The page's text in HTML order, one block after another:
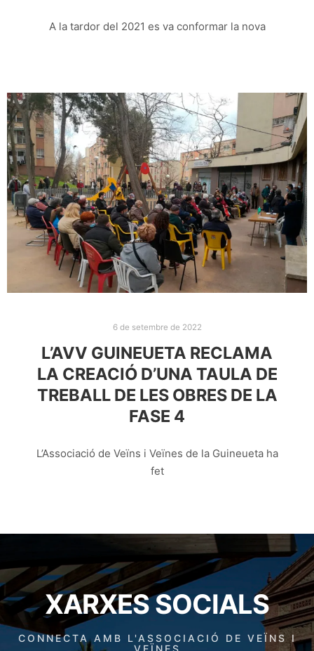
A la tardor del 2021 es va conformar la nova
6 de setembre de 2022
L’AVV GUINEUETA RECLAMA
LA CREACIÓ D’UNA TAULA DE
TREBALL DE LES OBRES DE LA
FASE 4
L’Associació de Veïns i Veïnes de la Guineueta ha
fet
XARXES SOCIALS
CONNECTA AMB L'ASSOCIACIÓ DE VEÏNS I